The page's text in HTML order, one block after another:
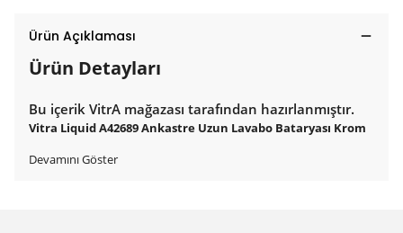
Ürün Açıklaması
Ürün Detayları
Bu içerik VitrA mağazası tarafından hazırlanmıştır.
Vitra Liquid A42689 Ankastre Uzun Lavabo Bataryası Krom
Devamını Göster